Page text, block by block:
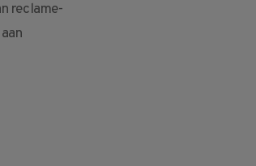
reclame-